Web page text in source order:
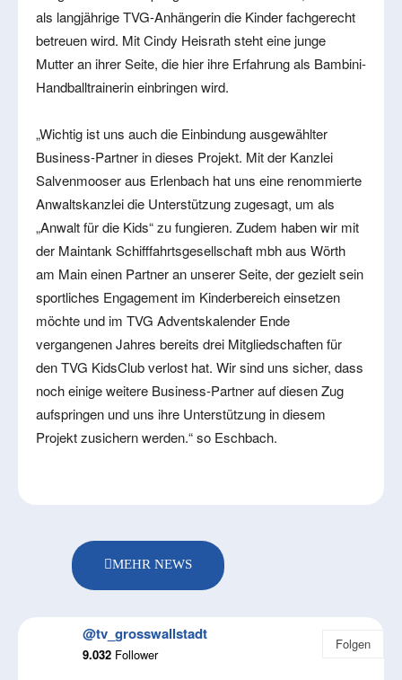
als langjährige TVG-Anhängerin die Kinder fachgerecht
betreuen wird. Mit Cindy Heisrath steht eine junge
Mutter an ihrer Seite, die hier ihre Erfahrung als Bambini-
Handballtrainerin einbringen wird.
„Wichtig ist uns auch die Einbindung ausgewählter
Business-Partner in dieses Projekt. Mit der Kanzlei
Salvenmooser aus Erlenbach hat uns eine renommierte
Anwaltskanzlei die Unterstützung zugesagt, um als
„Anwalt für die Kids“ zu fungieren. Zudem haben wir mit
der Maintank Schifffahrtsgesellschaft mbh aus Wörth
am Main einen Partner an unserer Seite, der gezielt sein
sportliches Engagement im Kinderbereich einsetzen
möchte und im TVG Adventskalender Ende
vergangenen Jahres bereits drei Mitgliedschaften für
den TVG KidsClub verlost hat. Wir sind uns sicher, dass
noch einige weitere Business-Partner auf diesen Zug
aufspringen und uns ihre Unterstützung in diesem
Projekt zusichern werden.“ so Eschbach.
MEHR NEWS
@tv_grosswallstadt
9.032 Follower
Folgen